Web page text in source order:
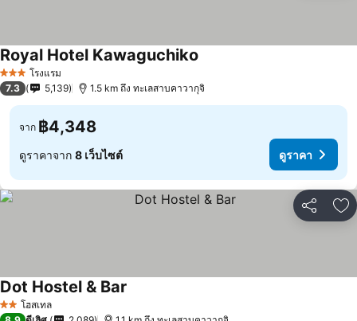
3 ดาว โรงแรม
Royal Hotel Kawaguchiko
7.3 5,139 1.5 km ถึง ทะเลสาบคาวากุจิ
จาก ฿4,348
ดูราคาจาก 8 เว็บไซต์ ดูราคา
แชร์ เ
2 ดาวโฮสเทล
Dot Hostel & Bar